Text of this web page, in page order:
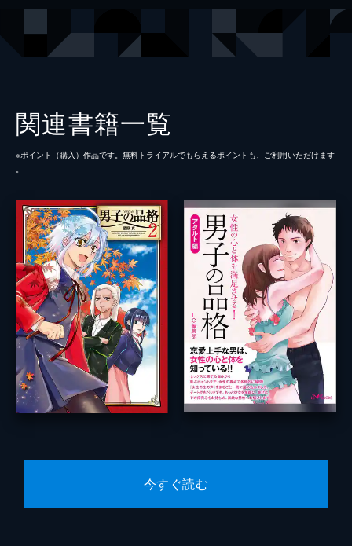
出版社
サンデーうぇぶり
関連書籍一覧
※ポイント（購⼊）作品です。無料トライアルでもらえるポイントも、ご利⽤いただけます
今すぐ読む